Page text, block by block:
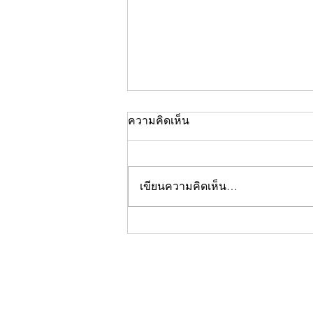
คอลัมน์"จับชีพจรวงการ
ความคิดเห็น
เขียนความคิดเห็น…